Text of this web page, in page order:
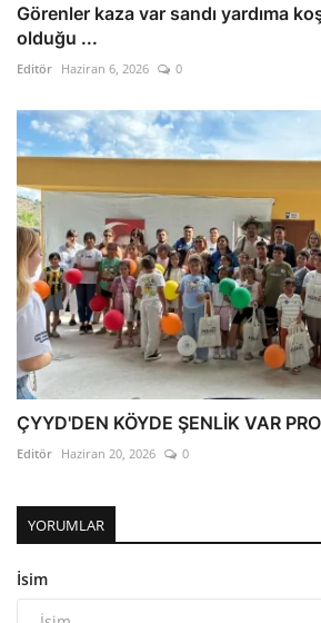
Görenler kaza var sandı yardıma
olduğu ...
Editör Haziran 6, 2026 0
ÇYYD'DEN KÖYDE ŞENLİK VAR
Editör Haziran 20, 2026 0
YORUMLAR
İsim